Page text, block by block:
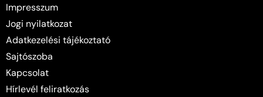
Impresszum
Jogi nyilatkozat
Adatkezelési tájékoztató
Sajtószoba
Kapcsolat
Hírlevél feliratkozás